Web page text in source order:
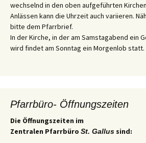
wechselnd in den oben aufgeführten
Anlässen kann die Uhrzeit auch variieren.
bitte dem Pfarrbrief.
In der Kirche, in der am Samstagabend ein
wird findet am Sonntag ein Morgenlob statt.
Pfarrbüro- Öffnungszeiten
Die Öffnungszeiten im
Zentralen Pfarrbüro St. Gallus sind: